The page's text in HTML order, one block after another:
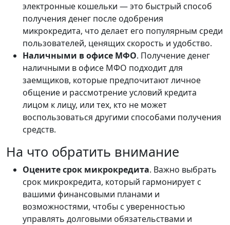
электронные кошельки — это быстрый способ
получения денег после одобрения
микрокредита, что делает его популярным среди
пользователей, ценящих скорость и удобство.
Наличными в офисе МФО. Получение денег
наличными в офисе МФО подходит для
заемщиков, которые предпочитают личное
общение и рассмотрение условий кредита
лицом к лицу, или тех, кто не может
воспользоваться другими способами получения
средств.
На что обратить внимание
Оцените срок микрокредита. Важно выбрать
срок микрокредита, который гармонирует с
вашими финансовыми планами и
возможностями, чтобы с уверенностью
управлять долговыми обязательствами и